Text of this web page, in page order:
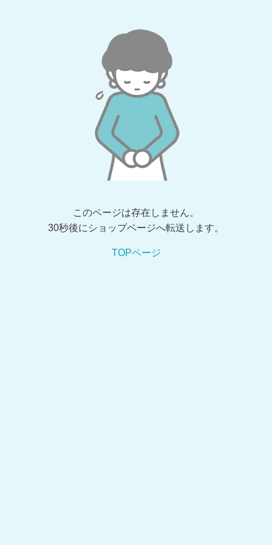
このページは存在しません。
30秒後にショップページへ転送します。
TOPページ